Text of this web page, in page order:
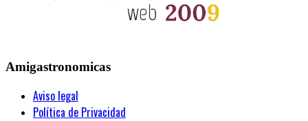
Amigastronomicas
Aviso legal
Política de Privacidad